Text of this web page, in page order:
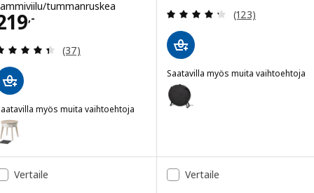
tummanruskea
,- 219,-
Arvio: 4.4 / 5 tähteä. Arvostelut yhteensä:
(37)
myös muita vaihtoehtoja
STARKVIND, Pöytä/ilmanpuhdistin, ylimääräinen
Arvio: 4.3 / 5
(123)
Saatavilla myös muita vaihtoehtoja
STARKVIND
Vaihtoehto: STARKVIND,
Vertaile Vertaile